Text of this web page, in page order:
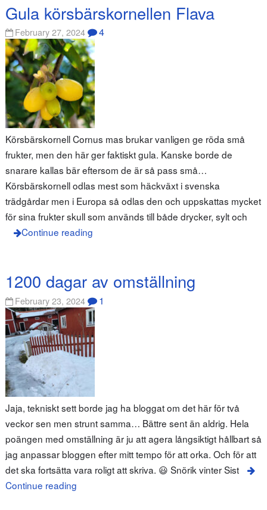
Gula körsbärskornellen Flava
February 27, 2024 4
Körsbärskornell Cornus mas brukar vanligen ge röda små
frukter, men den här ger faktiskt gula. Kanske borde de
snarare kallas bär eftersom de är så pass små…
Körsbärskornell odlas mest som häckväxt i svenska
trädgårdar men i Europa så odlas den och uppskattas mycket
för sina frukter skull som används till både drycker, sylt och
Continue reading
1200 dagar av omställning
February 23, 2024 1
Jaja, tekniskt sett borde jag ha bloggat om det här för två
veckor sen men strunt samma… Bättre sent än aldrig. Hela
poängen med omställning är ju att agera långsiktigt hållbart så
jag anpassar bloggen efter mitt tempo för att orka. Och för att
det ska fortsätta vara roligt att skriva. 😃 Snörik vinter Sist
Continue reading